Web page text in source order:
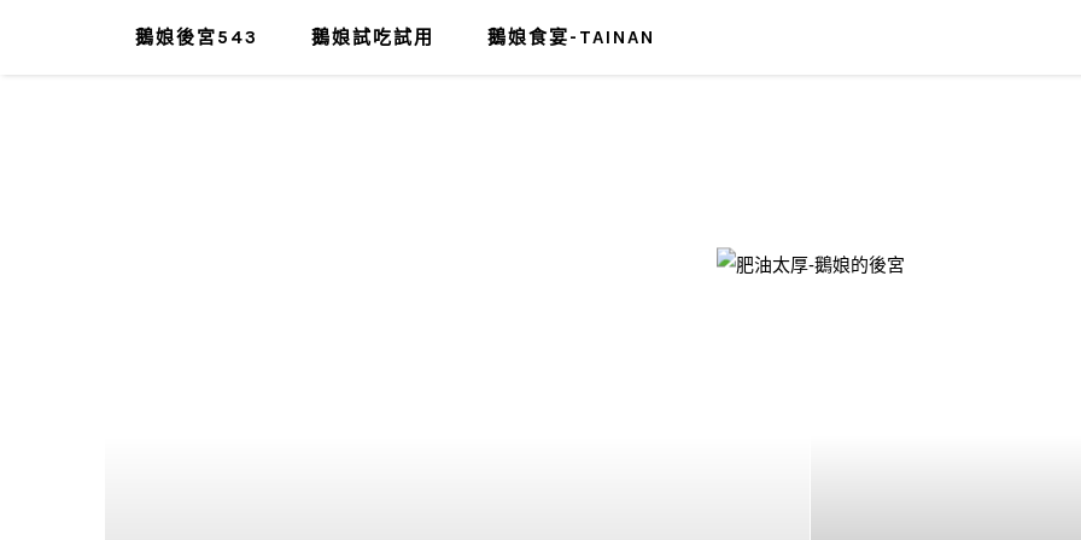
鵝娘後宮543 鵝娘試吃試用 鵝娘食宴-TAINAN
肥油太厚-鵝娘的後宮